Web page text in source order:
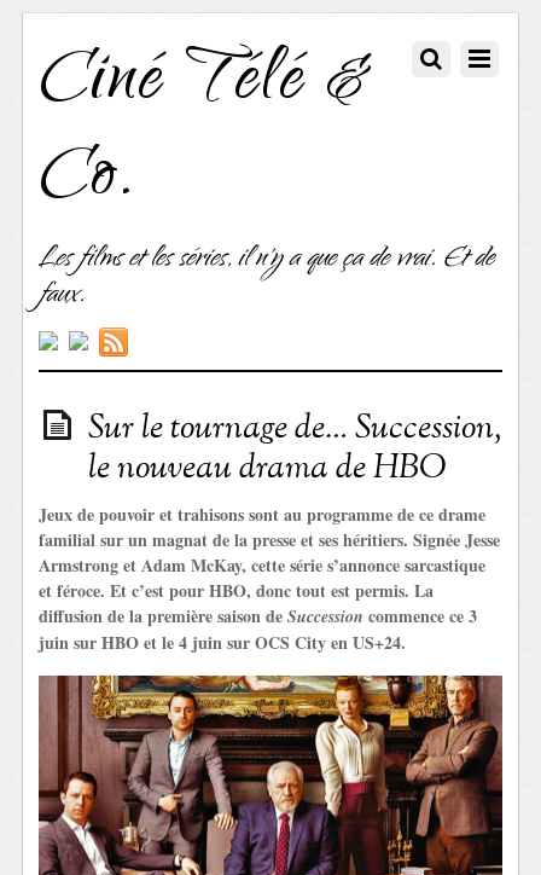
Ciné Télé &
Co.
Les films et les séries, il n'y a que ça de vrai. Et de
faux.
Sur le tournage de… Succession,
le nouveau drama de HBO
Jeux de pouvoir et trahisons sont au programme de ce drame
familial sur un magnat de la presse et ses héritiers. Signée Jesse
Armstrong et Adam McKay, cette série s’annonce sarcastique
et féroce. Et c’est pour HBO, donc tout est permis. La
diffusion de la première saison deSuccession commence ce 3
juin sur HBO et le 4 juin sur OCS City en US+24.